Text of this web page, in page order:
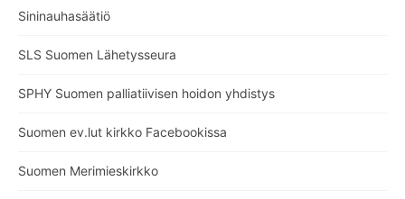
Sininauhasäätiö
SLS Suomen Lähetysseura
SPHY Suomen palliatiivisen hoidon yhdistys
Suomen ev.lut kirkko Facebookissa
Suomen Merimieskirkko